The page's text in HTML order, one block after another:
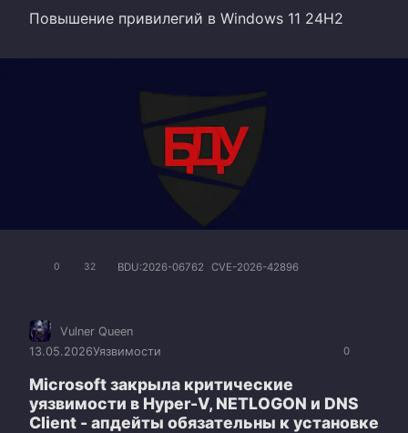
Повышение привилегий в Windows 11 24H2
0 32 BDU:2026-06762 CVE-2026-42896
0
Vulner Queen
13.05.2026Уязвимости
Microsoft закрыла критические
уязвимости в Hyper-V, NETLOGON и DNS
Client - апдейты обязательны к установке